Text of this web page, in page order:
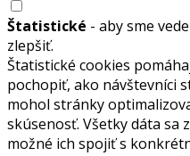
Štatistické - aby sme
zlepšiť.
Štatistické cookies
pochopiť, ako návštevníci
mohol stránky
skúsenosť. Všetky dáta sa
možné ich spojiť s